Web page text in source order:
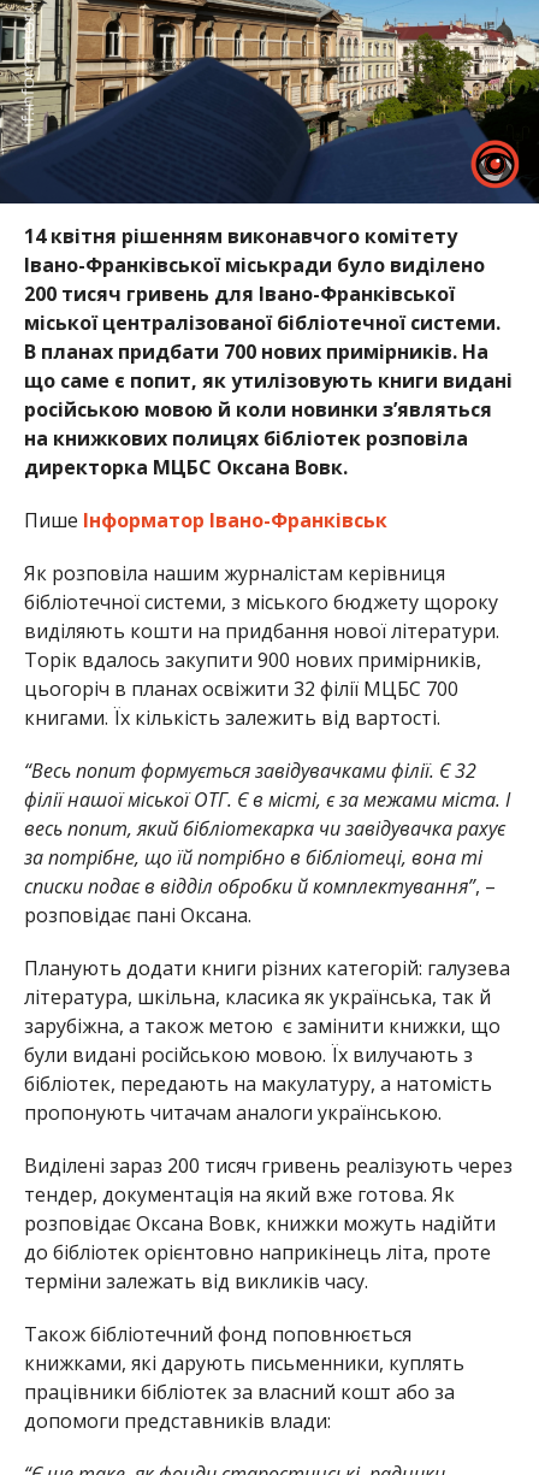
14 квітня рішенням виконавчого комітету
Івано-Франківської міськради було виділено
200 тисяч гривень для Івано-Франківської
міської централізованої бібліотечної системи.
В планах придбати 700 нових примірників. На
що саме є попит, як утилізовують книги видані
російською мовою й коли новинки з’являться
на книжкових полицях бібліотек розповіла
директорка МЦБС Оксана Вовк.
Пише Інформатор Івано-Франківськ
Як розповіла нашим журналістам керівниця
бібліотечної системи, з міського бюджету щороку
виділяють кошти на придбання нової літератури.
Торік вдалось закупити 900 нових примірників,
цьогоріч в планах освіжити 32 філії МЦБС 700
книгами. Їх кількість залежить від вартості.
“Весь попит формується завідувачками філії. Є 32
філії нашої міської ОТГ. Є в місті, є за межами міста. І
весь попит, який бібліотекарка чи завідувачка рахує
за потрібне, що їй потрібно в бібліотеці, вона ті
списки подає в відділ обробки й комплектування”, –
розповідає пані Оксана.
Планують додати книги різних категорій: галузева
література, шкільна, класика як українська, так й
зарубіжна, а також метою є замінити книжки, що
були видані російською мовою. Їх вилучають з
бібліотек, передають на макулатуру, а натомість
пропонують читачам аналоги українською.
Виділені зараз 200 тисяч гривень реалізують через
тендер, документація на який вже готова. Як
розповідає Оксана Вовк, книжки можуть надійти
до бібліотек орієнтовно наприкінець літа, проте
терміни залежать від викликів часу.
Також бібліотечний фонд поповнюється
книжками, які дарують письменники, куплять
працівники бібліотек за власний кошт або за
допомоги представників влади: